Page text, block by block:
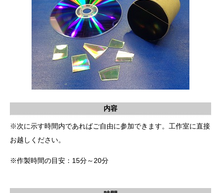
内容
※次に示す時間内であればご自由に参加できます。工作室に直接
お越しください。
※作製時間の目安：15分～20分